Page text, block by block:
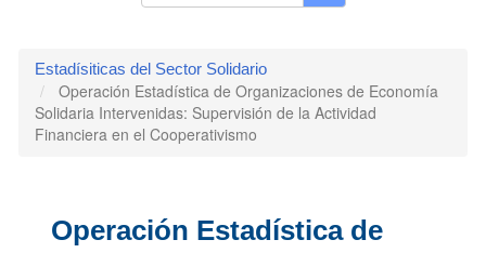
Estadísiticas del Sector Solidario
Operación Estadística de Organizaciones de Economía
Solidaria Intervenidas: Supervisión de la Actividad
Financiera en el Cooperativismo
Operación Estadística de